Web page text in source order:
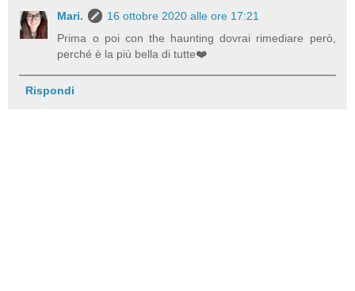
Mari.
16 ottobre 2020 alle ore 17:21
Prima o poi con the haunting dovrai rimediare però,
perché è la più bella di tutte❤️
Rispondi